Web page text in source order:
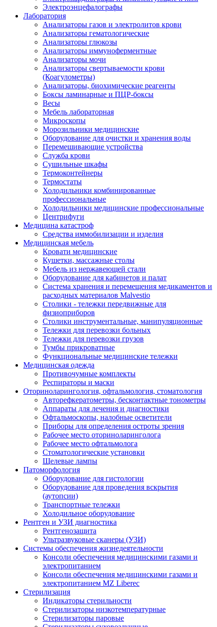
Электроэнцефалографы
Лаборатория
Анализаторы газов и электролитов крови
Анализаторы гематологические
Анализаторы глюкозы
Анализаторы иммуноферментные
Анализаторы мочи
Анализаторы свертываемости крови
(Коагулометры)
Анализаторы, биохимические реагенты
Боксы ламинарные и ПЦР-боксы
Весы
Мебель лабораторная
Микроскопы
Морозильники медицинские
Оборудование для очистки и хранения воды
Перемешивающие устройства
Служба крови
Сушильные шкафы
Термоконтейнеры
Термостаты
Холодильники комбинированные
профессиональные
Холодильники медицинские профессиональные
Центрифуги
Медицина катастроф
Средства иммобилизации и изделия
Медицинская мебель
Кровати медицинские
Кушетки, массажные столы
Мебель из нержавеющей стали
Оборудование для кабинетов и палат
Система хранения и перемещения медикаментов и
расходных материалов Malvestio
Столики - тележки передвижные для
физиоприборов
Столики инструментальные, манипуляционные
Тележки для перевозки больных
Тележки для перевозки грузов
Тумбы прикроватные
Функциональные медицинские тележки
Медицинская одежда
Противочумные комплекты
Респираторы и маски
Оториноларингология, офтальмология, стоматология
Авторефкератометры, бесконтактные тонометры
Аппараты для лечения и диагностики
Офтальмоскопы, налобные осветители
Приборы для определения остроты зрения
Рабочее место оториноларинголога
Рабочее место офтальмолога
Стоматологические установки
Щелевые лампы
Патоморфология
Оборудование для гистологии
Оборудование для проведения вскрытия
(аутопсии)
Транспортные тележки
Холодильное оборудование
Рентген и УЗИ диагностика
Рентгенозащита
Ультразвуковые сканеры (УЗИ)
Системы обеспечения жизнедеятельности
Консоли обеспечения медицинскими газами и
электропитанием
Консоли обеспечения медицинскими газами и
электропитанием MZ Liberec
Стерилизация
Индикаторы стерильности
Стерилизаторы низкотемпературные
Стерилизаторы паровые